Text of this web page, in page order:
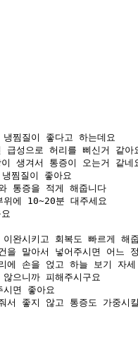
찜질이 좋다고 하는데요
급성으로 허리를 삐신거 같
이 생겨서 통증이 오는거 같
찜질이 좋아요
통증을 적게 해줍니다
에 10~20분 대주세요
완시키고 회복도 빠르게 해
을 말아서 넣어주시면 어
에 손을 얹고 하늘 보기 자
으니까 피해주시구요
면 좋아요
서 좋지 않고 통증도 가중